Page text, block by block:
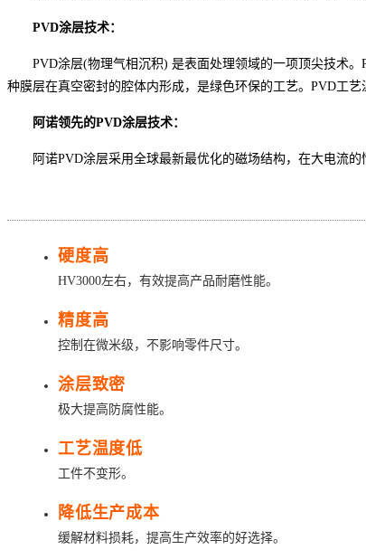
PVD涂层技术：
PVD涂层(物理气相沉积) 是表面处理领域的一项顶尖技术
种膜层在真空密封的腔体内形成，是绿色环保的工艺。PVD工
阿诺领先的PVD涂层技术：
阿诺PVD涂层采用全球最新最优化的磁场结构，在大电流
硬度高
HV3000左右，有效提高产品耐磨性能。
精度高
控制在微米级，不影响零件尺寸。
涂层致密
极大提高防腐性能。
工艺温度低
工件不变形。
降低生产成本
缓解材料损耗，提高生产效率的好选择。